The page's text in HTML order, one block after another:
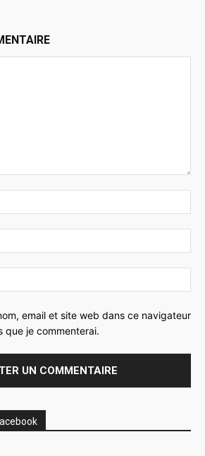
:*
:*
:
email et site web dans ce navigateur
que je commenterai.